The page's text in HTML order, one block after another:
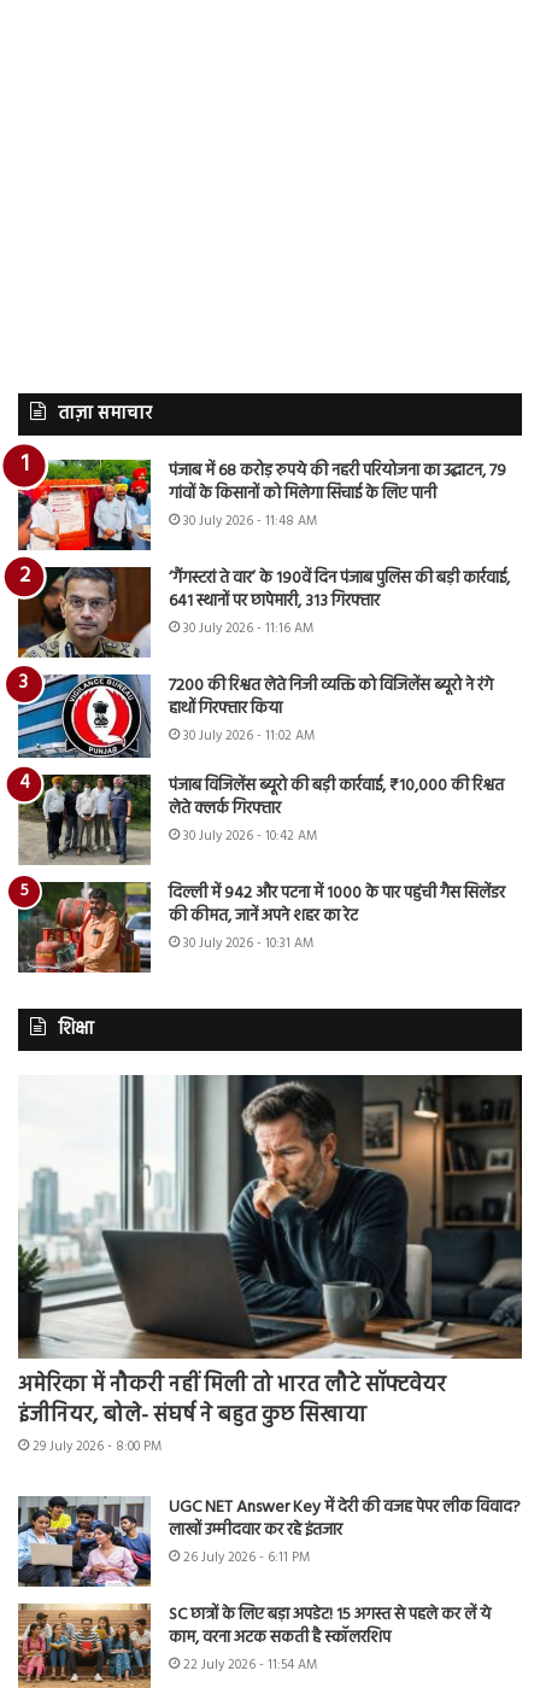
ताज़ा समाचार
पंजाब में 68 करोड़ रुपये की नहरी परियोजना का उद्घाटन, 79
गांवों के किसानों को मिलेगा सिंचाई के लिए पानी
30 July 2026 - 11:48 AM
‘गैंगस्टरां ते वार’ के 190वें दिन पंजाब पुलिस की बड़ी कार्रवाई,
641 स्थानों पर छापेमारी, 313 गिरफ्तार
30 July 2026 - 11:16 AM
7200 की रिश्वत लेते निजी व्यक्ति को विजिलेंस ब्यूरो ने रंगे
हाथों गिरफ्तार किया
30 July 2026 - 11:02 AM
पंजाब विजिलेंस ब्यूरो की बड़ी कार्रवाई, ₹10,000 की रिश्वत
लेते क्लर्क गिरफ्तार
30 July 2026 - 10:42 AM
दिल्ली में 942 और पटना में 1000 के पार पहुंची गैस सिलेंडर
की कीमत, जानें अपने शहर का रेट
30 July 2026 - 10:31 AM
शिक्षा
अमेरिका में नौकरी नहीं मिली तो भारत लौटे सॉफ्टवेयर
इंजीनियर, बोले- संघर्ष ने बहुत कुछ सिखाया
29 July 2026 - 8:00 PM
UGC NET Answer Key में देरी की वजह पेपर लीक विवाद?
लाखों उम्मीदवार कर रहे इंतजार
26 July 2026 - 6:11 PM
SC छात्रों के लिए बड़ा अपडेट! 15 अगस्त से पहले कर लें ये
काम, वरना अटक सकती है स्कॉलरशिप
22 July 2026 - 11:54 AM